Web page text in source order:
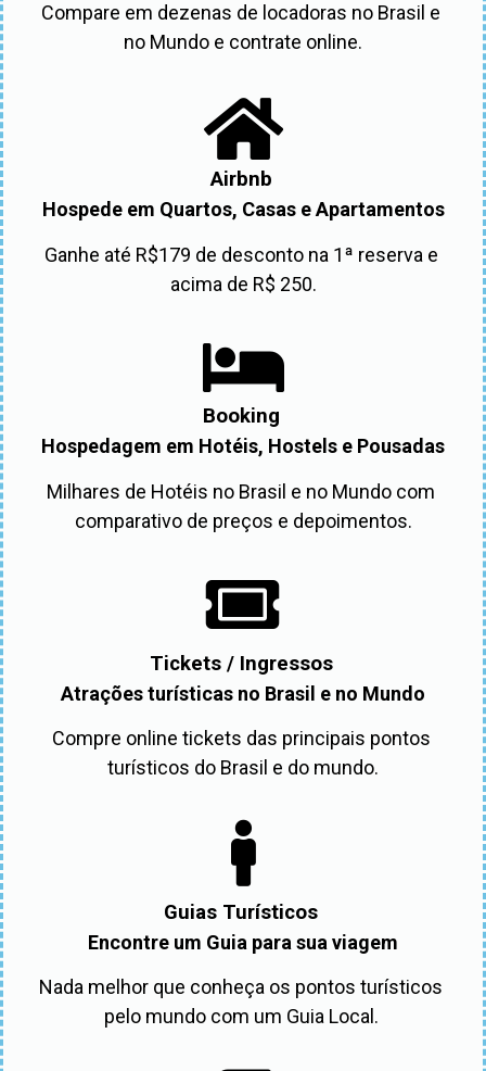
Compare em dezenas de locadoras no Brasil e
no Mundo e contrate online.
Airbnb
Hospede em Quartos, Casas e Apartamentos
Ganhe até R$179 de desconto na 1ª reserva e
acima de R$ 250.
Booking
Hospedagem em Hotéis, Hostels e Pousadas
Milhares de Hotéis no Brasil e no Mundo com
comparativo de preços e depoimentos.
Tickets / Ingressos
Atrações turísticas no Brasil e no Mundo
Compre online tickets das principais pontos
turísticos do Brasil e do mundo.
Guias Turísticos
Encontre um Guia para sua viagem
Nada melhor que conheça os pontos turísticos
pelo mundo com um Guia Local.